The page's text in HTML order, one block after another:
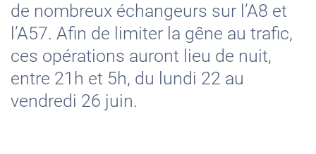
de nombreux échangeurs sur l’A8 et
l’A57. Afin de limiter la gêne au trafic,
ces opérations auront lieu de nuit,
entre 21h et 5h, du lundi 22 au
vendredi 26 juin.